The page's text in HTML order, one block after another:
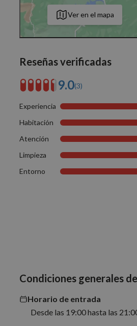
Ver en el mapa
Reseñas verificadas
9.0(3)
Experiencia
Habitación
Atención
Limpieza
Entorno
Condiciones generales
Horario de entrada
Desde las 19:00 hasta las